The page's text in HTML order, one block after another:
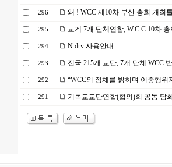
296 왜 ! WCC 제10차 부산 총회 개최
295 교계 7개 단체연합, W.C.C 10차
294 N drv 사용안내
293 전국 215개 교단, 7개 단체 WCC
292 “WCC의 정체를 밝히며 이중행위
291 기독교교단연합(협의)회 공동 담